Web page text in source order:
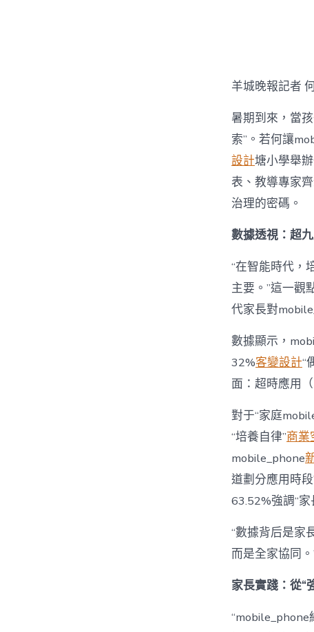
羊城晚報記者
暑期到來，當
索”。若何讓
設計塘小學舉
表、教導專家
治理的密碼。
數據透視：超
“在智能時代，
主要。”這一
代家長對
數據顯示，
32%客變設計“
面：超時應用
對于“家庭
“培養自律”商業
mobile_phone
道劃分應用時
63.52%強調“家
“數據背后是家
而是全家協同
家長實踐：從“